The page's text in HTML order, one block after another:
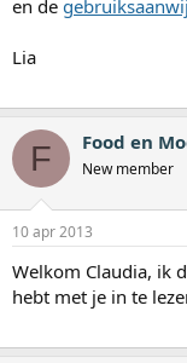
en de
Lia
F Food en
New member
10 apr 2013
Welkom Claudia, ik
hebt met je in te